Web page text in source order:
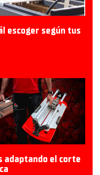
escoger según tus
adaptando el corte